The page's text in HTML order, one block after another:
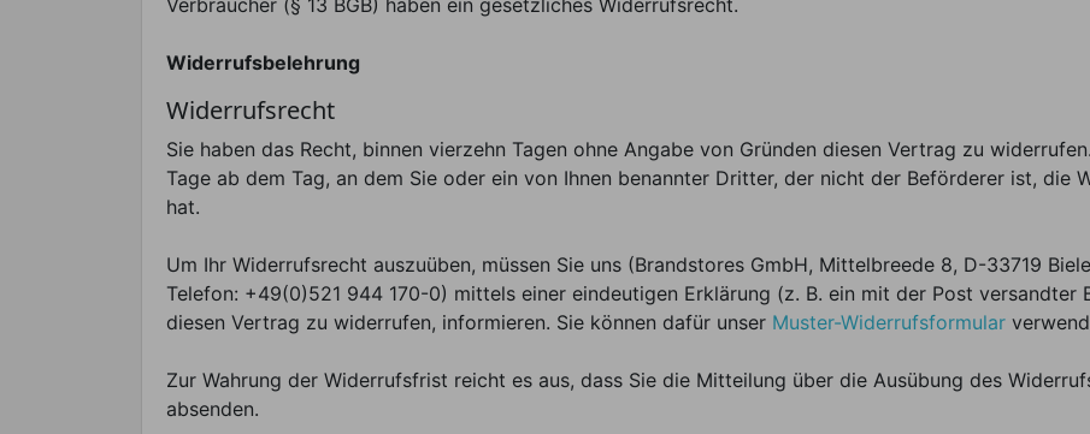
Verbraucher (§ 13 BGB) haben ein gesetzliches Widerrufsrecht.
Widerrufsbelehrung
Widerrufsrecht
Sie haben das Recht, binnen vierzehn Tagen ohne Angabe von Gründen diesen Vertrag zu
Tage ab dem Tag, an dem Sie oder ein von Ihnen benannter Dritter, der nicht der Beförderer ist, die
hat.
Um Ihr Widerrufsrecht auszuüben, müssen Sie uns (Brandstores GmbH, Mittelbreede 8, D-33719
Telefon: +49(0)521 944 170-0) mittels einer eindeutigen Erklärung (z. B. ein mit der Post versandter
diesen Vertrag zu widerrufen, informieren. Sie können dafür unser Muster-Widerrufsformular
Zur Wahrung der Widerrufsfrist reicht es aus, dass Sie die Mitteilung über die Ausübung des
absenden.